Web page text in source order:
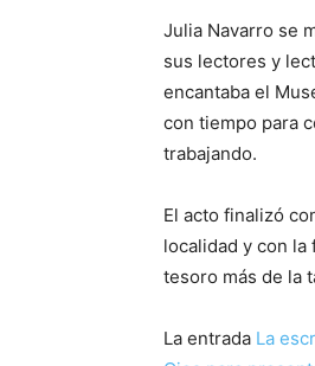
Julia Navarro se
sus lectores y
encantaba el
con tiempo para
trabajando.
El acto finalizó
localidad y con
tesoro más de la
La entrada La